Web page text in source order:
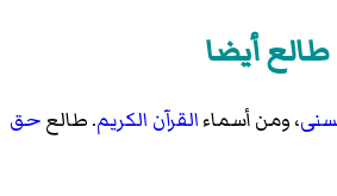
طالع أيضا
، ومن أسماءالقرآن الكريم. طالعحق